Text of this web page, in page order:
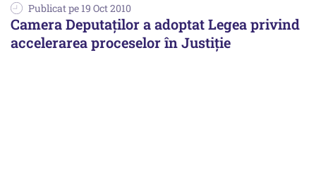
Publicat pe 19 Oct 2010
Camera Deputaţilor a adoptat Legea privind
accelerarea proceselor în Justiţie